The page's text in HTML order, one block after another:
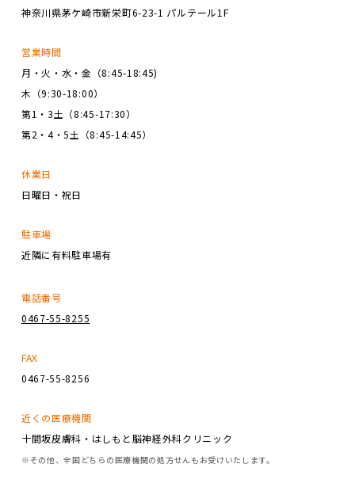
神奈川県茅ケ崎市新栄町6-23-1 パルテール1F
営業時間
月・火・水・金（8:45-18:45)
木（9:30-18:00）
第1・3土（8:45-17:30）
第2・4・5土（8:45-14:45）
休業日
日曜日・祝日
駐車場
近隣に有料駐車場有
電話番号
0467-55-8255
FAX
0467-55-8256
近くの医療機関
十間坂皮膚科・はしもと脳神経外科クリニック
※その他、全国どちらの医療機関の処方せんもお受けいたします。